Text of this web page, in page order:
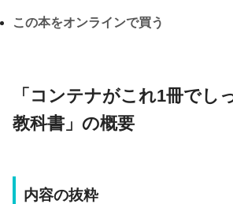
この本をオンラインで買う
「コンテナがこれ1冊でし
教科書」の概要
内容の抜粋